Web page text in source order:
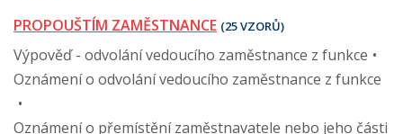
PROPOUŠTÍM ZAMĚSTNANCE (25 VZORŮ)
Výpověď - odvolání vedoucího zaměstnance z funkce
Oznámení o odvolání vedoucího zaměstnance z funkce
Oznámení o přemístění zaměstnavatele nebo jeho části